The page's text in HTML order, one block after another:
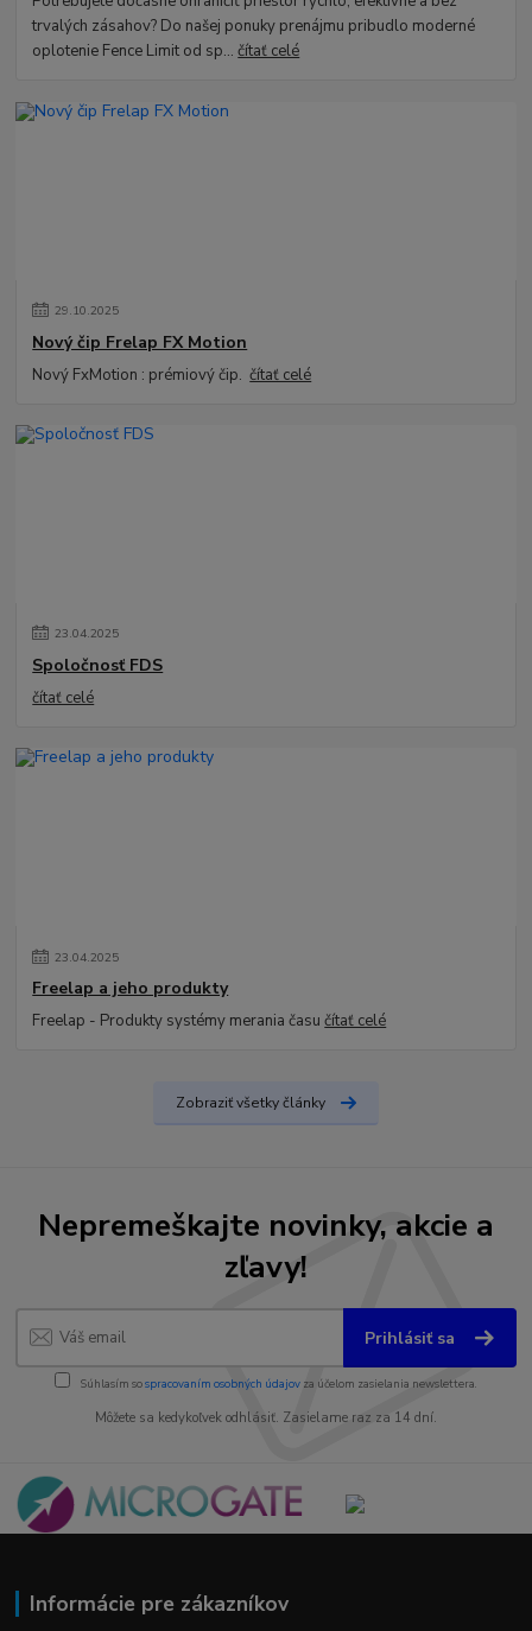
trvalých zásahov? Do našej ponuky prenájmu pribudlo moderné
oplotenie Fence Limit od sp...čítať celé
29.10.2025
Nový čip Frelap FX Motion
Nový FxMotion : prémiový čip.čítať celé
23.04.2025
Spoločnosť FDS
čítať celé
23.04.2025
Freelap a jeho produkty
Freelap - Produkty systémy merania časučítať celé
Zobraziť všetky články
Nepremeškajte novinky, akcie a
zľavy!
Prihlásiť sa
Súhlasím sospracovaním osobných údajov za účelom zasielania newslettera.
Môžete sa kedykoľvek odhlásiť. Zasielame raz za 14 dní.
Informácie pre zákazníkov